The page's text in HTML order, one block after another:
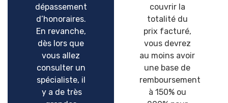
dépassement
d’honoraires.
En revanche,
dès lors que
vous allez
consulter un
spécialiste, il
y a de très
couvrir la
totalité du
prix facturé,
vous devrez
au moins avoir
une base de
remboursement
à 150% ou